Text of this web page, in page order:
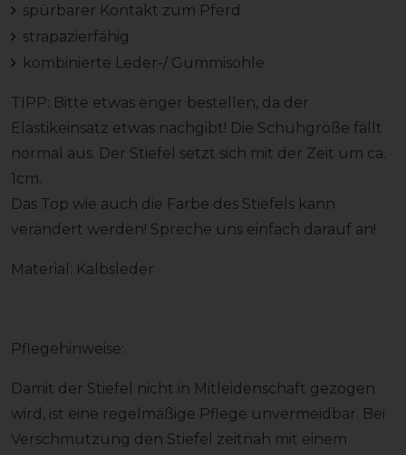
spürbarer Kontakt zum Pferd
strapazierfähig
kombinierte Leder-/ Gummisohle
TIPP: Bitte etwas enger bestellen, da der
Elastikeinsatz etwas nachgibt! Die Schuhgröße fällt
normal aus. Der Stiefel setzt sich mit der Zeit um ca.
1cm.
Das Top wie auch die Farbe des Stiefels kann
verändert werden! Spreche uns einfach darauf an!
Material: Kalbsleder
Pflegehinweise:
Damit der Stiefel nicht in Mitleidenschaft gezogen
wird, ist eine regelmäßige Pflege unvermeidbar. Bei
Verschmutzung den Stiefel zeitnah mit einem